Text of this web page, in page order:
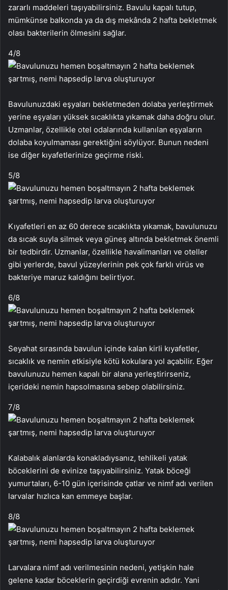
zararlı maddeleri taşıyabilirsiniz. Bavulu kapalı tutup,
mümkünse balkonda ya da dış mekânda 2 hafta bekletmek
olası bakterilerin ölmesini sağlar.
4/8
Bavulunuzdaki eşyaları bekletmeden dolaba yerleştirmek
yerine eşyaları yüksek sıcaklıkta yıkamak daha doğru olur.
Uzmanlar, özellikle otel odalarında kullanılan eşyaların
dolaba koyulmaması gerektiğini söylüyor. Bunun nedeni
ise diğer kıyafetlerinize geçirme riski.
5/8
Kıyafetleri en az 60 derece sıcaklıkta yıkamak, bavulunuzu
da sıcak suyla silmek veya güneş altında bekletmek önemli
bir tedbirdir. Uzmanlar, özellikle havalimanları ve oteller
gibi yerlerde, bavul yüzeylerinin pek çok farklı virüs ve
bakteriye maruz kaldığını belirtiyor.
6/8
Seyahat sırasında bavulun içinde kalan kirli kıyafetler,
sıcaklık ve nemin etkisiyle kötü kokulara yol açabilir. Eğer
bavulunuzu hemen kapalı bir alana yerleştirirseniz,
içerideki nemin hapsolmasına sebep olabilirsiniz.
7/8
Kalabalık alanlarda konakladıysanız, tehlikeli yatak
böceklerini de evinize taşıyabilirsiniz. Yatak böceği
yumurtaları, 6-10 gün içerisinde çatlar ve nimf adı verilen
larvalar hızlıca kan emmeye başlar.
8/8
Larvalara nimf adı verilmesinin nedeni, yetişkin hale
gelene kadar böceklerin geçirdiği evrenin adıdır. Yani